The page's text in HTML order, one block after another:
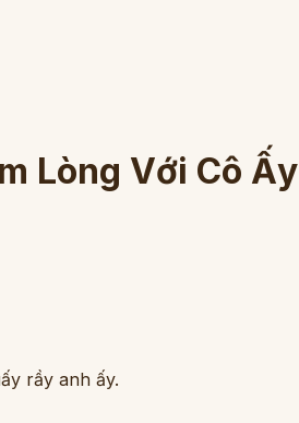
Lòng Với Cô Ấy
rầy anh ấy.